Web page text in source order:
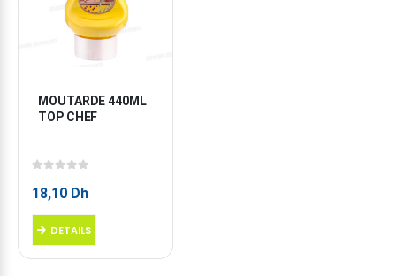
MOUTARDE 440ML
TOP CHEF
18,10 Dh
DETAILS